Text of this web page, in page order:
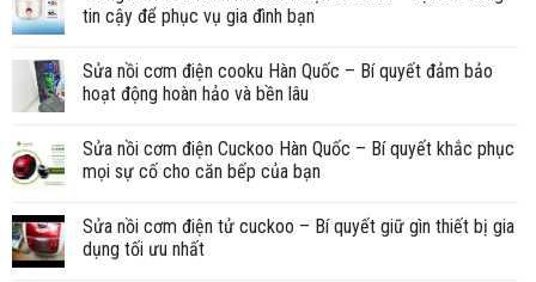
tin cậy để phục vụ gia đình bạn
Sửa nồi cơm điện cooku Hàn Quốc – Bí quyết đảm bảo
hoạt động hoàn hảo và bền lâu
Sửa nồi cơm điện Cuckoo Hàn Quốc – Bí quyết khắc phục
mọi sự cố cho căn bếp của bạn
Sửa nồi cơm điện tử cuckoo – Bí quyết giữ gìn thiết bị gia
dụng tối ưu nhất